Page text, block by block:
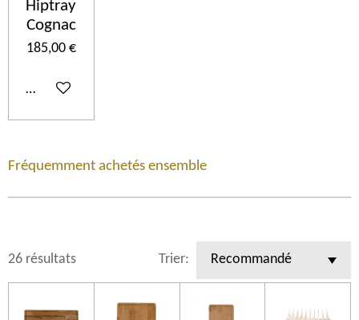
Hiptray
Cognac
185,00 €
Ajouter au panier
Fréquemment achetés ensemble
26 résultats Trier: